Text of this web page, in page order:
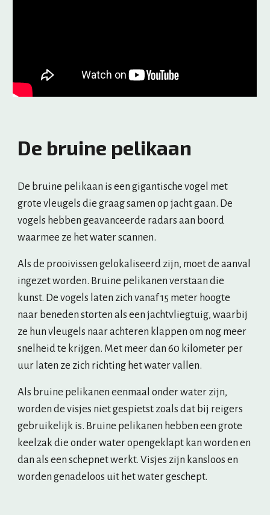
De bruine pelikaan
De bruine pelikaan is een gigantische vogel met
grote vleugels die graag samen op jacht gaan. De
vogels hebben geavanceerde radars aan boord
waarmee ze het water scannen.
Als de prooivissen gelokaliseerd zijn, moet de aanval
ingezet worden. Bruine pelikanen verstaan die
kunst. De vogels laten zich vanaf 15 meter hoogte
naar beneden storten als een jachtvliegtuig, waarbij
ze hun vleugels naar achteren klappen om nog meer
snelheid te krijgen. Met meer dan 60 kilometer per
uur laten ze zich richting het water vallen.
Als bruine pelikanen eenmaal onder water zijn,
worden de visjes niet gespietst zoals dat bij reigers
gebruikelijk is. Bruine pelikanen hebben een grote
keelzak die onder water opengeklapt kan worden en
dan als een schepnet werkt. Visjes zijn kansloos en
worden genadeloos uit het water geschept.